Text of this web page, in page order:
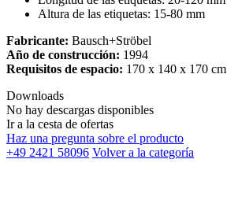
Altura de las etiquetas: 15-80 mm
Fabricante: Bausch+Ströbel
Año de construcción: 1994
Requisitos de espacio: 170 x 140 x 170 cm
Downloads
No hay descargas disponibles
Ir a la cesta de ofertas
Haz una pregunta sobre el producto
+49 2421 58096 Volver a la categoría